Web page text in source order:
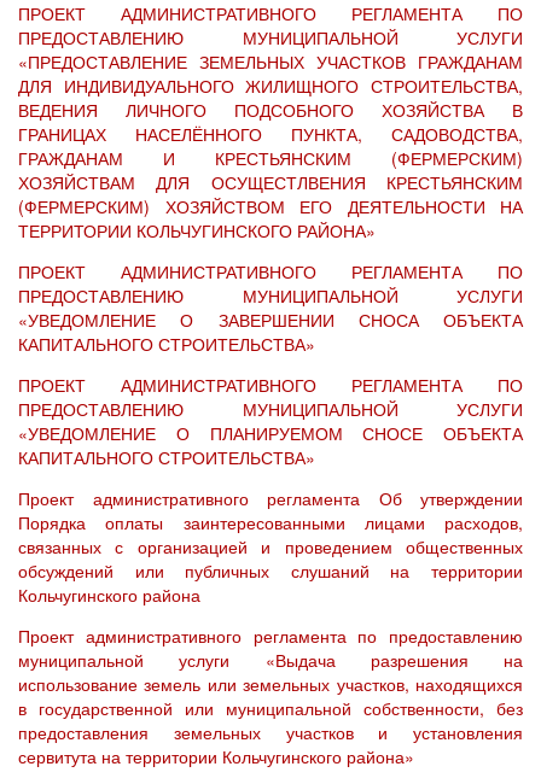
ПРОЕКТ АДМИНИСТРАТИВНОГО РЕГЛАМЕНТА ПО
ПРЕДОСТАВЛЕНИЮ МУНИЦИПАЛЬНОЙ УСЛУГИ
«ПРЕДОСТАВЛЕНИЕ ЗЕМЕЛЬНЫХ УЧАСТКОВ ГРАЖДАНАМ
ДЛЯ ИНДИВИДУАЛЬНОГО ЖИЛИЩНОГО СТРОИТЕЛЬСТВА,
ВЕДЕНИЯ ЛИЧНОГО ПОДСОБНОГО ХОЗЯЙСТВА В
ГРАНИЦАХ НАСЕЛЁННОГО ПУНКТА, САДОВОДСТВА,
ГРАЖДАНАМ И КРЕСТЬЯНСКИМ (ФЕРМЕРСКИМ)
ХОЗЯЙСТВАМ ДЛЯ ОСУЩЕСТЛВЕНИЯ КРЕСТЬЯНСКИМ
(ФЕРМЕРСКИМ) ХОЗЯЙСТВОМ ЕГО ДЕЯТЕЛЬНОСТИ НА
ТЕРРИТОРИИ КОЛЬЧУГИНСКОГО РАЙОНА»
ПРОЕКТ АДМИНИСТРАТИВНОГО РЕГЛАМЕНТА ПО
ПРЕДОСТАВЛЕНИЮ МУНИЦИПАЛЬНОЙ УСЛУГИ
«УВЕДОМЛЕНИЕ О ЗАВЕРШЕНИИ СНОСА ОБЪЕКТА
КАПИТАЛЬНОГО СТРОИТЕЛЬСТВА»
ПРОЕКТ АДМИНИСТРАТИВНОГО РЕГЛАМЕНТА ПО
ПРЕДОСТАВЛЕНИЮ МУНИЦИПАЛЬНОЙ УСЛУГИ
«УВЕДОМЛЕНИЕ О ПЛАНИРУЕМОМ СНОСЕ ОБЪЕКТА
КАПИТАЛЬНОГО СТРОИТЕЛЬСТВА»
Проект административного регламента Об утверждении
Порядка оплаты заинтересованными лицами расходов,
связанных с организацией и проведением общественных
обсуждений или публичных слушаний на территории
Кольчугинского района
Проект административного регламента по предоставлению
муниципальной услуги «Выдача разрешения на
использование земель или земельных участков, находящихся
в государственной или муниципальной собственности, без
предоставления земельных участков и установления
сервитута на территории Кольчугинского района»